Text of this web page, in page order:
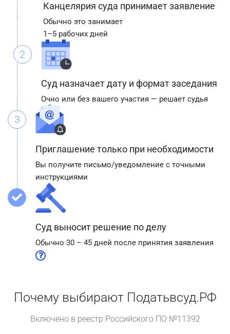
Канцелярия суда принимает заявление
Обычно это занимает
1–5 рабочих дней
2
Суд назначает дату и формат заседания
Очно или без вашего участия — решает судья
3
Приглашение только при необходимости
Вы получите письмо/уведомление с точными
инструкциями
Суд выносит решение по делу
Обычно 30 – 45 дней после принятия заявления
Почему выбирают Податьвсуд.РФ
Включено в реестр Российского ПО №11392